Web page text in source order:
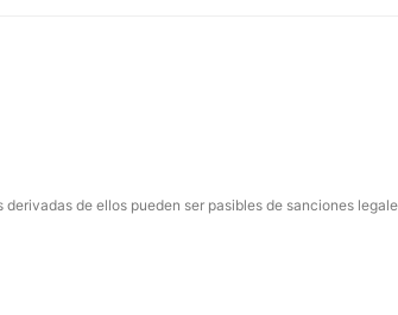
de ellos pueden ser pasibles de sanciones